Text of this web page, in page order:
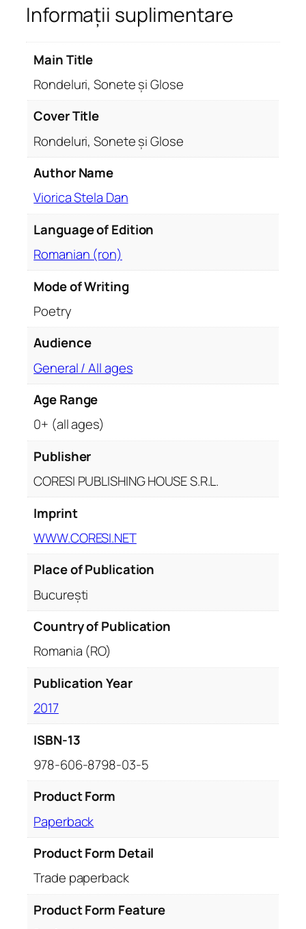
d
e
l
i
e
G
Informații suplimentare
Main Title
Rondeluri, Sonete și Glose
Cover Title
Rondeluri, Sonete și Glose
Author Name
Viorica Stela Dan
Language of Edition
Romanian (ron)
Mode of Writing
Poetry
Audience
General / All ages
Age Range
0+ (all ages)
Publisher
CORESI PUBLISHING HOUSE S.R.L.
Imprint
WWW.CORESI.NET
Place of Publication
București
Country of Publication
Romania (RO)
Publication Year
2017
ISBN-13
978-606-8798-03-5
Product Form
Paperback
Product Form Detail
Trade paperback
Product Form Feature